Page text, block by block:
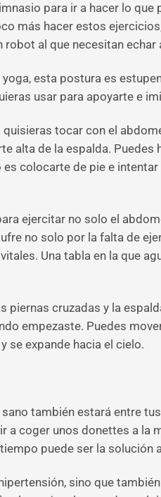
para ir a hacer lo
más hacer estos
al que necesitan
yoga, esta postura es
usar para apoyarte e
tocar con el
alta de la espalda.
colocarte de pie e
ejercitar no solo el
no solo por la falta de
Una tabla en la que
piernas cruzadas y la
empezaste. Puedes
se expande hacia el cielo.
también estará entre
a coger unos donettes a la
puede ser la solución
sino que